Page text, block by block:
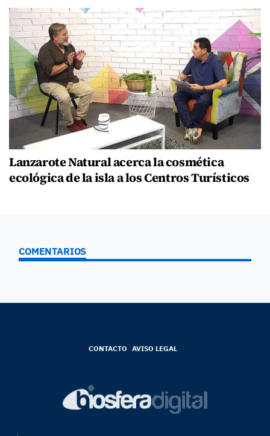
Lanzarote Natural acerca la cosmética
ecológica de la isla a los Centros Turísticos
COMENTARIOS
CONTACTO AVISO LEGAL